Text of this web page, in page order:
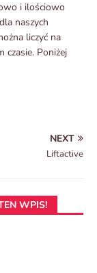
i ilościowo
naszych
liczyć na
czasie. Poniżej
NEXT
Liftactive
WPIS!